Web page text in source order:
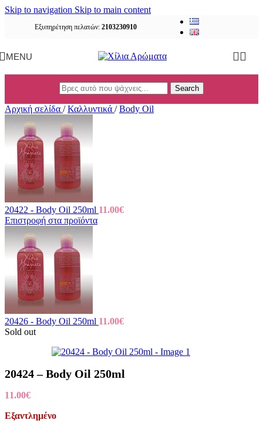
Skip to navigation Skip to main content
Εξυπηρέτηση πελατών: 2103230910
MENU
Search
Αρχική σελίδα / Καλλυντικά / Body Oil
20422 - Body Oil 250ml 11.00€
Επιστροφή στα προϊόντα
20426 - Body Oil 250ml 11.00€
Sold out
20424 – Body Oil 250ml
11.00€
Εξαντλημένο